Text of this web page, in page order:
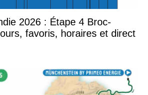
2026 : Étape 4 Broc-
favoris, horaires et direct